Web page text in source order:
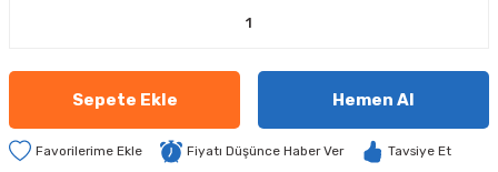
Sepete Ekle Hemen Al
Fiyatı Düşünce Haber Ver Tavsiye Et